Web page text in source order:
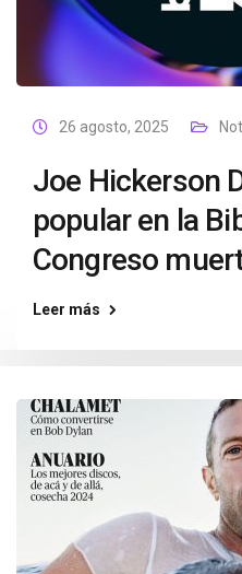
26 agosto, 2025
Joe Hickerson
popular en la
Congreso
Leer más